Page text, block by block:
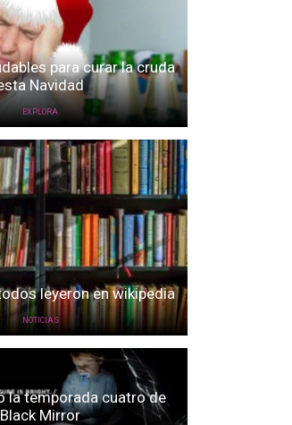
para curar la cruda
Navidad
EXPLORA
leyeron en wikipedia
NOTICIAS
la temporada cuatro de
Black Mirror